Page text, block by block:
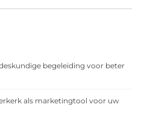
begeleiding voor beter
als marketingtool voor uw